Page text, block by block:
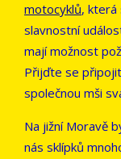
motocyklů, která
slavnostní
mají možnost
Přijďte se
společnou mši
Na jižní Moravě
nás sklípků